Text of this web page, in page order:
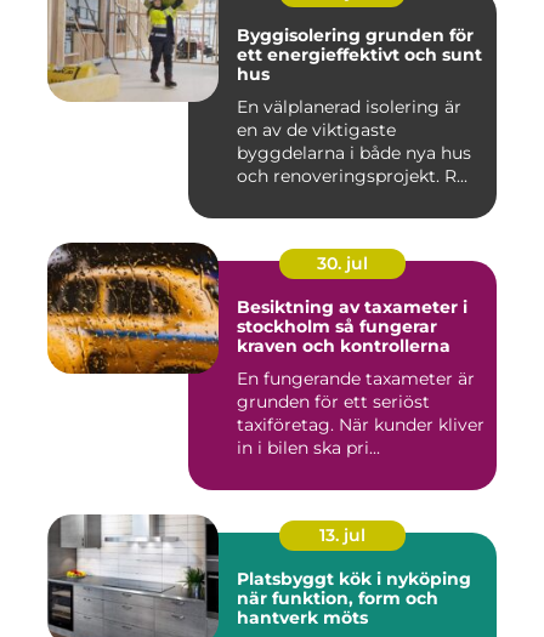
Byggisolering grunden för
ett energieffektivt och sunt
hus
En välplanerad isolering är
en av de viktigaste
byggdelarna i både nya hus
och renoveringsprojekt. R...
30. jul
Besiktning av taxameter i
stockholm så fungerar
kraven och kontrollerna
En fungerande taxameter är
grunden för ett seriöst
taxiföretag. När kunder kliver
in i bilen ska pri...
13. jul
Platsbyggt kök i nyköping
när funktion, form och
hantverk möts